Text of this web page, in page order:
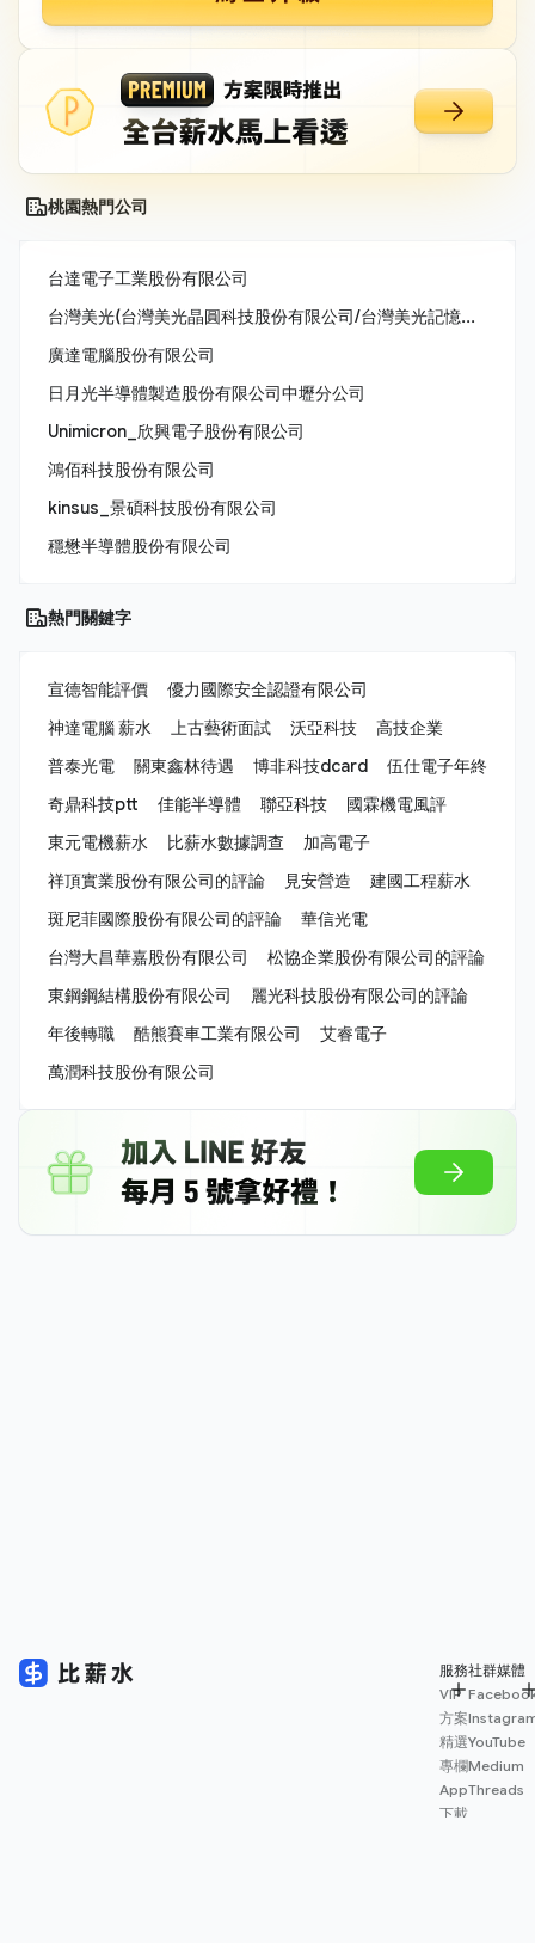
桃園熱門公司
台達電子工業股份有限公司
台灣美光(台灣美光晶圓科技股份有限公司/台灣美光記憶體股份有限公司/美商美光亞太科技股份有限公司)
廣達電腦股份有限公司
日月光半導體製造股份有限公司中壢分公司
Unimicron_欣興電子股份有限公司
鴻佰科技股份有限公司
kinsus_景碩科技股份有限公司
穩懋半導體股份有限公司
熱門關鍵字
宣德智能評價
優力國際安全認證有限公司
神達電腦 薪水
上古藝術面試 沃亞科技
高技企業
普泰光電
關東鑫林待遇 博非科技dcard
伍仕電子年終
奇鼎科技ptt
佳能半導體 聯亞科技
國霖機電風評
東元電機薪水
比薪水數據調查
加高電子
祥頂實業股份有限公司的評論
見安營造
建國工程薪水
斑尼菲國際股份有限公司的評論
華信光電
台灣大昌華嘉股份有限公司
松協企業股份有限公司的評論
東鋼鋼結構股份有限公司
麗光科技股份有限公司的評論
年後轉職
酷熊賽車工業有限公司
艾睿電子
萬潤科技股份有限公司
服務
VIP
方案
精選
專欄
App
下載
社群媒體
YouTube
Medium
Threads